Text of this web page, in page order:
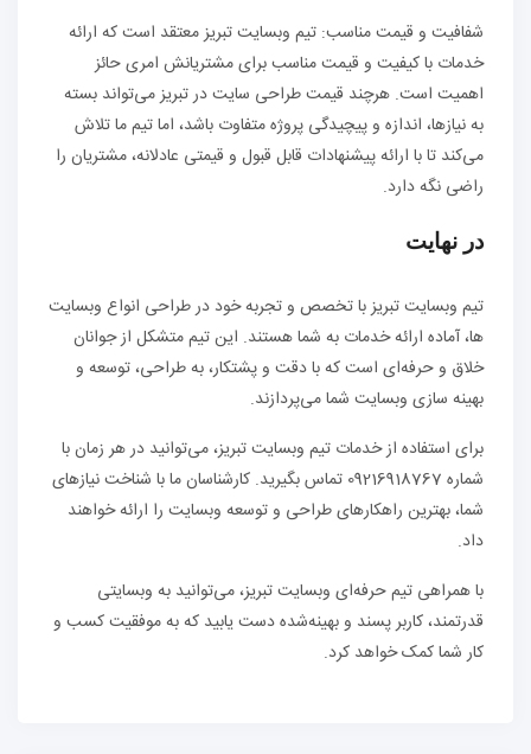
شفافیت و قیمت مناسب: تیم وبسایت تبریز معتقد است که ارائه
خدمات با کیفیت و قیمت مناسب برای مشتریانش امری حائز
اهمیت است. هرچند قیمت طراحی سایت در تبریز می‌تواند بسته
به نیازها، اندازه و پیچیدگی پروژه متفاوت باشد، اما تیم ما تلاش
می‌کند تا با ارائه پیشنهادات قابل قبول و قیمتی عادلانه، مشتریان را
راضی نگه دارد.
در نهایت
تیم وبسایت تبریز با تخصص و تجربه خود در طراحی انواع وبسایت
ها، آماده ارائه خدمات به شما هستند. این تیم متشکل از جوانان
خلاق و حرفه‌ای است که با دقت و پشتکار، به طراحی، توسعه و
بهینه سازی وبسایت شما می‌پردازند.
برای استفاده از خدمات تیم وبسایت تبریز، می‌توانید در هر زمان با
شماره 09216918767 تماس بگیرید. کارشناسان ما با شناخت نیازهای
شما، بهترین راهکارهای طراحی و توسعه وبسایت را ارائه خواهند
داد.
با همراهی تیم حرفه‌ای وبسایت تبریز، می‌توانید به وبسایتی
قدرتمند، کاربر پسند و بهینه‌شده دست یابید که به موفقیت کسب و
کار شما کمک خواهد کرد.